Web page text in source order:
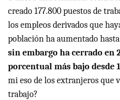
creado 177.800 puestos de
los empleos derivados que
población ha aumentado
sin embargo ha cerrado en
porcentual más bajo desde
mi eso de los extranjeros que
trabajo?